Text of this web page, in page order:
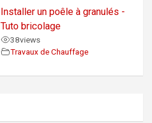
Installer un poêle à granulés -
Tuto bricolage
38views
Travaux de Chauffage